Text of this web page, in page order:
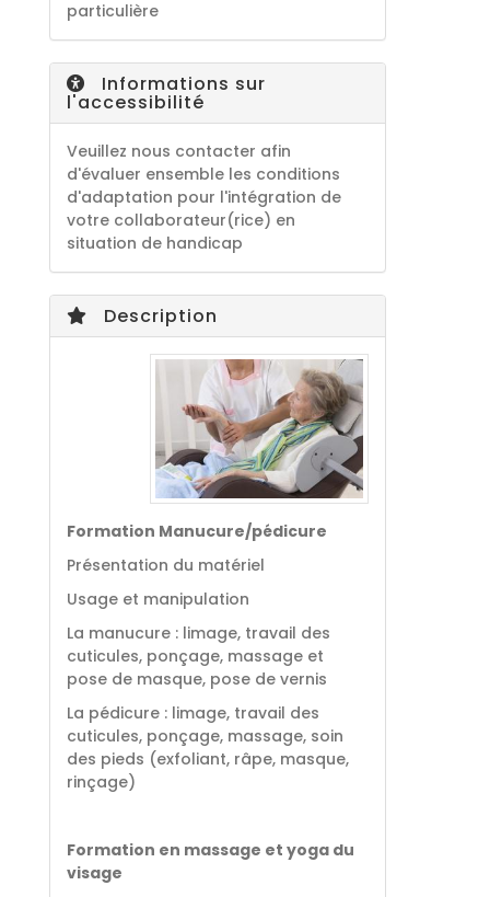
particulière
Informations sur
l'accessibilité
Veuillez nous contacter afin
d'évaluer ensemble les conditions
d'adaptation pour l'intégration de
votre collaborateur(rice) en
situation de handicap
Description
Formation Manucure/pédicure
Présentation du matériel
Usage et manipulation
La manucure : limage, travail des
cuticules, ponçage, massage et
pose de masque, pose de vernis
La pédicure : limage, travail des
cuticules, ponçage, massage, soin
des pieds (exfoliant, râpe, masque,
rinçage)
Formation en massage et yoga du
visage